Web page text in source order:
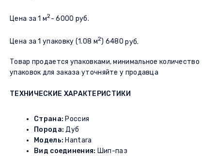
Цена за 1 м2- 6000 руб.
Цена за 1 упаковку (1.08 м2) 6480 руб.
Товар продается упаковками, минимальное количество
упаковок для заказа уточняйте у продавца
ТЕХНИЧЕСКИЕ ХАРАКТЕРИСТИКИ
Страна: Россия
Порода:Дуб
Модель: Hantara
Вид соединения: Шип-паз